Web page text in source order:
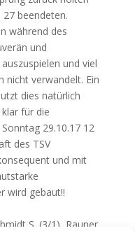
beendeten.
während des
und
und viel
nicht verwandelt. Ein
dies natürlich
für die
29.10.17 12
des TSV
und mit
wird gebaut!!
S. (3/1), Rauner